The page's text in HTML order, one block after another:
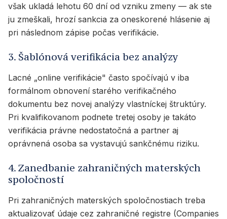
však ukladá lehotu 60 dní od vzniku zmeny — ak ste
ju zmeškali, hrozí sankcia za oneskorené hlásenie aj
pri následnom zápise počas verifikácie.
3. Šablónová verifikácia bez analýzy
Lacné „online verifikácie" často spočívajú v iba
formálnom obnovení starého verifikačného
dokumentu bez novej analýzy vlastníckej štruktúry.
Pri kvalifikovanom podnete tretej osoby je takáto
verifikácia právne nedostatočná a partner aj
oprávnená osoba sa vystavujú sankčnému riziku.
4. Zanedbanie zahraničných materských
spoločností
Pri zahraničných materských spoločnostiach treba
aktualizovať údaje cez zahraničné registre (Companies